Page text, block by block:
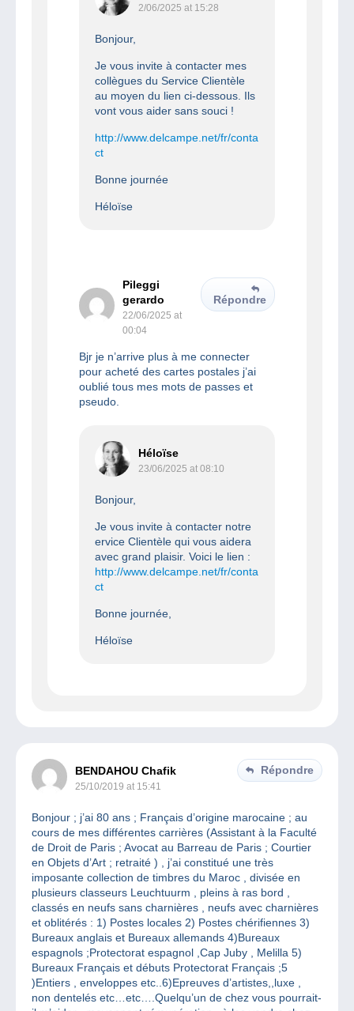
2/06/2025 at 15:28
Bonjour,
Je vous invite à contacter mes
collègues du Service Clientèle
au moyen du lien ci-dessous. Ils
vont vous aider sans souci !
http://www.delcampe.net/fr/conta
ct
Bonne journée
Héloïse
Pileggi
gerardo
22/06/2025 at
00:04
Répondre
Bjr je n’arrive plus à me connecter
pour acheté des cartes postales j’ai
oublié tous mes mots de passes et
pseudo.
Héloïse
23/06/2025 at 08:10
Bonjour,
Je vous invite à contacter notre
ervice Clientèle qui vous aidera
avec grand plaisir. Voici le lien :
http://www.delcampe.net/fr/conta
ct
Bonne journée,
Héloïse
BENDAHOU Chafik
25/10/2019 at 15:41
Répondre
Bonjour ; j’ai 80 ans ; Français d’origine marocaine ; au
cours de mes différentes carrières (Assistant à la Faculté
de Droit de Paris ; Avocat au Barreau de Paris ; Courtier
en Objets d’Art ; retraité ) , j’ai constitué une très
imposante collection de timbres du Maroc , divisée en
plusieurs classeurs Leuchtuurm , pleins à ras bord ,
classés en neufs sans charnières , neufs avec charnières
et oblitérés : 1) Postes locales 2) Postes chérifiennes 3)
Bureaux anglais et Bureaux allemands 4)Bureaux
espagnols ;Protectorat espagnol ,Cap Juby , Melilla 5)
Bureaux Français et débuts Protectorat Français ;5
)Entiers , enveloppes etc..6)Epreuves d’artistes,,luxe ,
non dentelés etc…etc….Quelqu’un de chez vous pourrait-